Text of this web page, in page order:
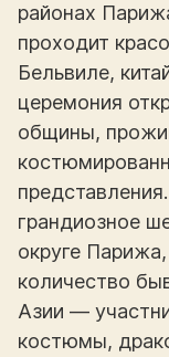
районах
проходит
Бельвиле,
церемония
общины,
грандиозное
округе
количество
Азии —
костюмы,